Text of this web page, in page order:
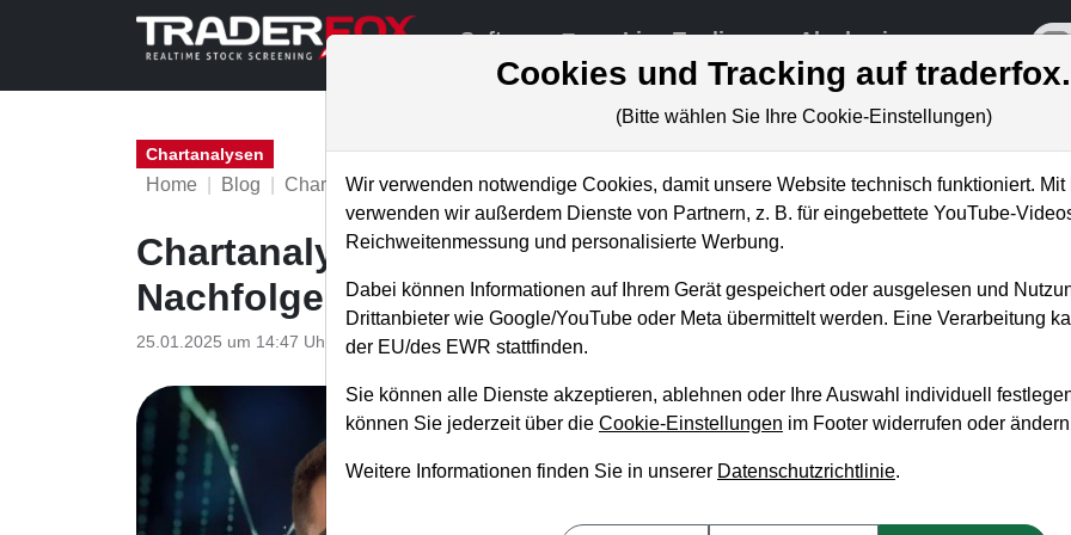
Software Live-Trading Akademie
Chartanalysen
Home Blog Chartanalysen
Chartanalyse Electronic Arts: Aktie bricht ein –
Nachfolger enttäuscht!
25.01.2025 um 14:47 Uhr P. Uhlschmied
Cookies und Tracking auf
(Bitte wählen Sie Ihre Cookie-Einstellungen)
Wir verwenden notwendige Cookies, damit unsere Website technisch funktioniert.
verwenden wir außerdem Dienste von Partnern, z. B. für eingebettete YouTube-
Reichweitenmessung und personalisierte Werbung.
Dabei können Informationen auf Ihrem Gerät gespeichert oder ausgelesen und
Drittanbieter wie Google/YouTube oder Meta übermittelt werden. Eine Verarbeitung
der EU/des EWR stattfinden.
Sie können alle Dienste akzeptieren, ablehnen oder Ihre Auswahl individuell
können Sie jederzeit über die Cookie-Einstellungen im Footer widerrufen oder
Weitere Informationen finden Sie in unserer Datenschutzrichtlinie.